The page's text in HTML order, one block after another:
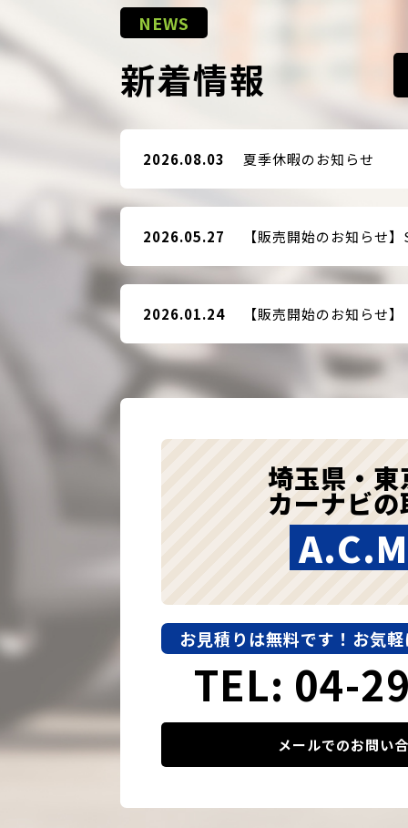
NEWS
新着情報
2026.08.03 夏季休暇のお知らせ
2026.05.27
2026.01.24
埼玉県・
カーナビ
お見積りは無料です！ お気
TEL: 04-
メールでのお問い